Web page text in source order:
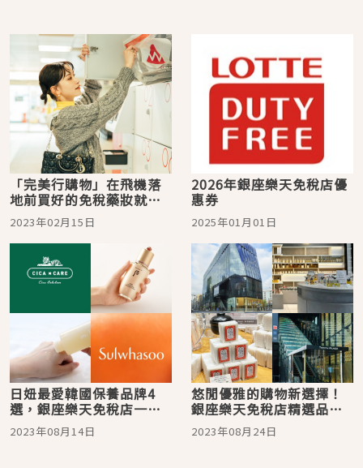
「完美行購物」在飛機落
地前買好的免稅藥妝就在
機場等你！不用排隊輕鬆
領取好方便
2023年02月15日
2026年銀座樂天免稅店優
惠券
2025年01月01日
日妞最愛韓國保養品牌4
選，銀座樂天免稅店一次
買完，去機場輕鬆取貨！
2023年08月14日
悠閒優雅的購物新選擇！
銀座樂天免稅店精選品牌5
選
2023年08月24日